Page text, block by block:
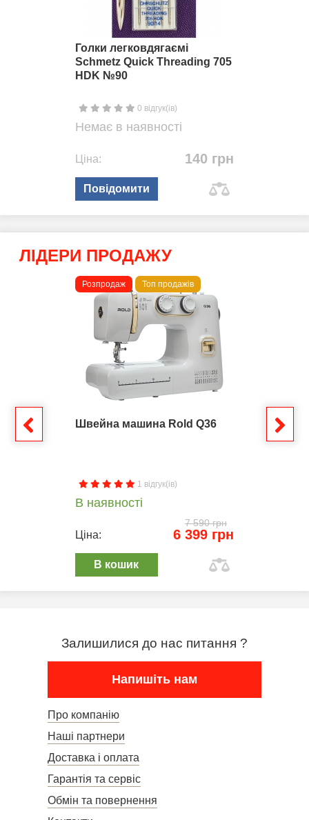
Голки легковдягаємі
Schmetz Quick Threading 705
HDK №90
0 відгук(ів)
Немає в наявності
Ціна: 140 грн
Повідомити
ЛІДЕРИ ПРОДАЖУ
Розпродаж Топ продажів
Швейна машина Rold Q36
1 відгук(ів)
В наявності
7 590 грн
Ціна: 6 399 грн
В кошик
Залишилися до нас питання ?
Напишіть нам
Про компанію
Наші партнери
Доставка і оплата
Гарантія та сервіс
Обмін та повернення